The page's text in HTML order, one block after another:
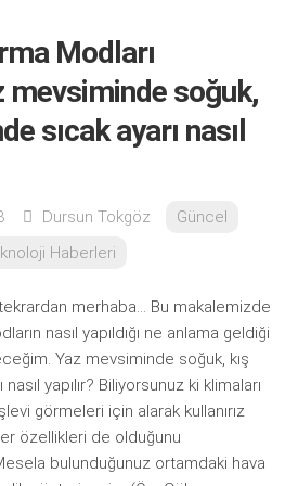
Modları
mevsiminde soğuk,
sıcak ayarı nasıl
Dursun Tokgöz
Güncel
Haberleri
merhaba… Bu makalemizde
nasıl yapıldığı ne anlama geldiği
Yaz mevsiminde soğuk, kış
yapılır? Biliyorsunuz ki klimaları
görmeleri için alarak kullanırız
özellikleri de olduğunu
bulunduğunuz ortamdaki hava